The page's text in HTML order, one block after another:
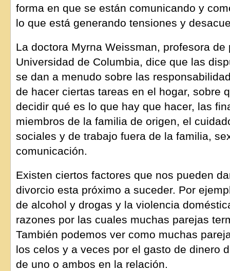
forma en que se están comunicando y
lo que está generando tensiones y
La doctora Myrna Weissman, profesora
Universidad de Columbia, dice que las
se dan a menudo sobre las
de hacer ciertas tareas en el hogar, sobre
decidir qué es lo que hay que hacer, las
miembros de la familia de origen, el
sociales y de trabajo fuera de la familia,
comunicación.
Existen ciertos factores que nos pueden
divorcio esta próximo a suceder. Por
de alcohol y drogas y la violencia
razones por las cuales muchas parejas
También podemos ver como muchas
los celos y a veces por el gasto de dinero
de uno o ambos en la relación.